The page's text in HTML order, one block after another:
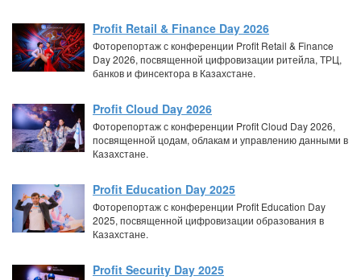
Profit Retail & Finance Day 2026
Фоторепортаж с конференции Profit Retail & Finance
Day 2026, посвященной цифровизации ритейла, ТРЦ,
банков и финсектора в Казахстане.
Profit Cloud Day 2026
Фоторепортаж с конференции Profit Cloud Day 2026,
посвященной цодам, облакам и управлению данными в
Казахстане.
Profit Education Day 2025
Фоторепортаж с конференции Profit Education Day
2025, посвященной цифровизации образования в
Казахстане.
Profit Security Day 2025